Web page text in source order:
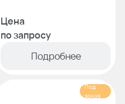
Цена
по запросу
Подробнее
Под
заказ